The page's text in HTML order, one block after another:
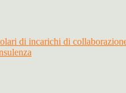
di incarichi di